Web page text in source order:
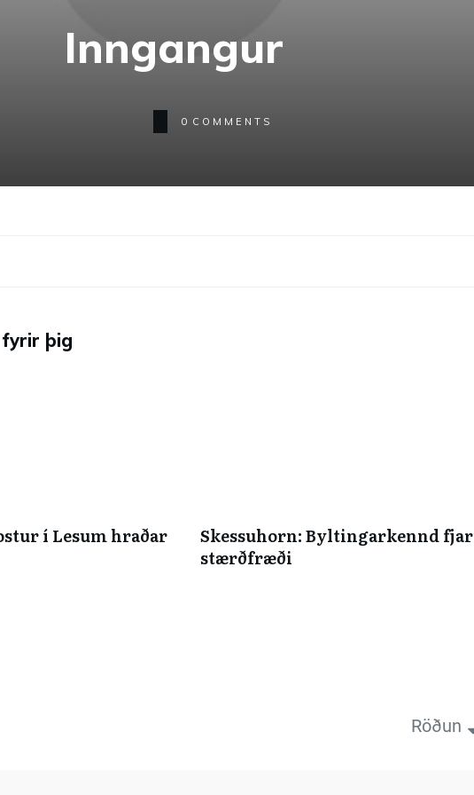
Inngangur
0 COMMENTS
þig
í Lesum hraðar
Skessuhorn: Byltingarkennd
stærðfræði
Röðun